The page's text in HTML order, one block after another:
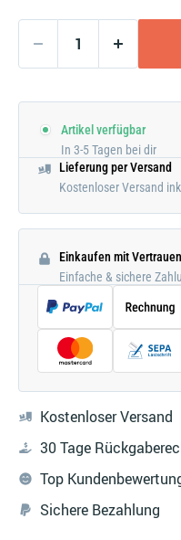
Artikel verfügbar
In 3-5 Tagen bei dir
Lieferung per Versand
Kostenloser Versand
Einkaufen mit Vertrauen
Einfache & sichere
Kostenloser Versand
30 Tage
Top
Sichere Bezahlung